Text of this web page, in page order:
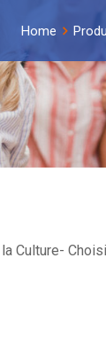
Home
Culture-